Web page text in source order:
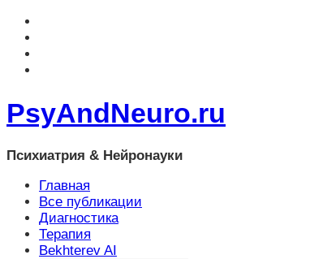
PsyAndNeuro.ru
Психиатрия & Нейронауки
Главная
Все публикации
Диагностика
Терапия
Bekhterev AI